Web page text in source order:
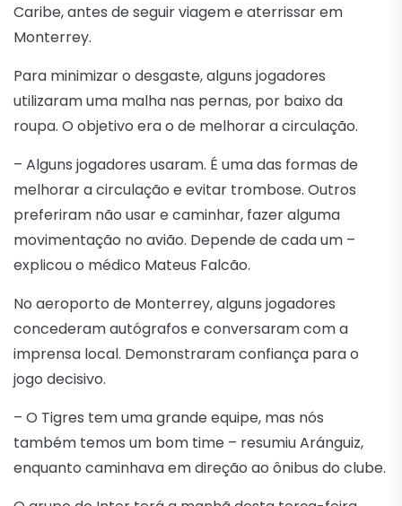
Caribe, antes de seguir viagem e aterrissar em
Monterrey.
Para minimizar o desgaste, alguns jogadores
utilizaram uma malha nas pernas, por baixo da
roupa. O objetivo era o de melhorar a circulação.
– Alguns jogadores usaram. É uma das formas de
melhorar a circulação e evitar trombose. Outros
preferiram não usar e caminhar, fazer alguma
movimentação no avião. Depende de cada um –
explicou o médico Mateus Falcão.
No aeroporto de Monterrey, alguns jogadores
concederam autógrafos e conversaram com a
imprensa local. Demonstraram confiança para o
jogo decisivo.
– O Tigres tem uma grande equipe, mas nós
também temos um bom time – resumiu Aránguiz,
enquanto caminhava em direção ao ônibus do clube.